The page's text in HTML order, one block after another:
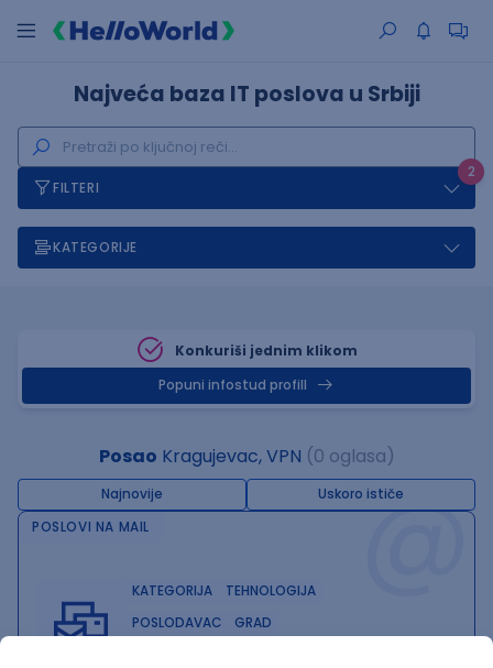
Najveća baza IT poslova u Srbiji
2
FILTERI
KATEGORIJE
Konkuriši jednim klikom
Popuni infostud profill
Posao Kragujevac, VPN (0 oglasa)
Najnovije Uskoro ističe@
POSLOVI NA MAIL
KATEGORIJA
TEHNOLOGIJA
POSLODAVAC
GRAD